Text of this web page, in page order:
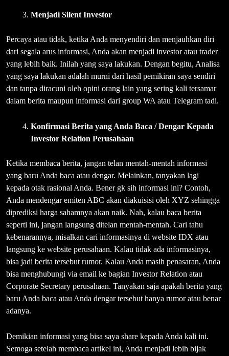
Menjadi Silent Investor
Percaya atau tidak, ketika Anda menyendiri dan menjauhkan diri
dari segala arus informasi, Anda akan menjadi investor atau trader
yang lebih baik. Inilah yang saya lakukan. Dengan begitu, Analisa
yang saya lakukan adalah murni dari hasil pemikiran saya sendiri
dan tanpa diracuni oleh opini orang lain yang sering kali tersamar
dalam berita maupun informasi dari group WA atau Telegram tadi.
Konfirmasi Berita yang Anda Baca / Dengar Kepada
Investor Relation Perusahaan
Ketika membaca berita, jangan telan mentah-mentah informasi
yang baru Anda baca atau dengar. Melainkan, tanyakan lagi
kepada otak rasional Anda. Bener gk sih informasi ini? Contoh,
Anda mendengar emiten ABC akan diakuisisi oleh XYZ sehingga
diprediksi harga sahamnya akan naik. Nah, kalau baca berita
seperti ini, jangan langsung ditelan mentah-mentah. Cari tahu
kebenarannya, misalkan cari informasinya di website IDX atau
langsung ke website perusahaan. Kalau tidak ada informasinya,
bisa jadi berita tersebut rumor. Kalau Anda masih penasaran, Anda
bisa menghubungi via email ke bagian Investor Relation atau
Corporate Secretary perusahaan. Tanyakan saja apakah berita yang
baru Anda baca atau Anda dengar tersebut hanya rumor atau benar
adanya.
Demikian informasi yang bisa saya share kepada Anda kali ini.
Semoga setelah membaca artikel ini, Anda menjadi lebih bijak